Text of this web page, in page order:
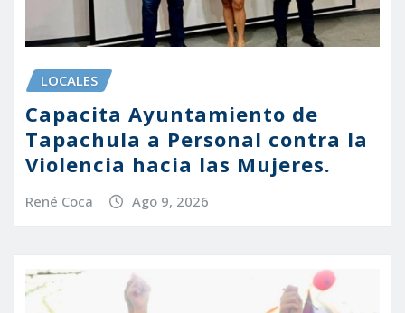
LOCALES
Capacita Ayuntamiento de
Tapachula a Personal contra la
Violencia hacia las Mujeres.
René Coca Ago 9, 2026